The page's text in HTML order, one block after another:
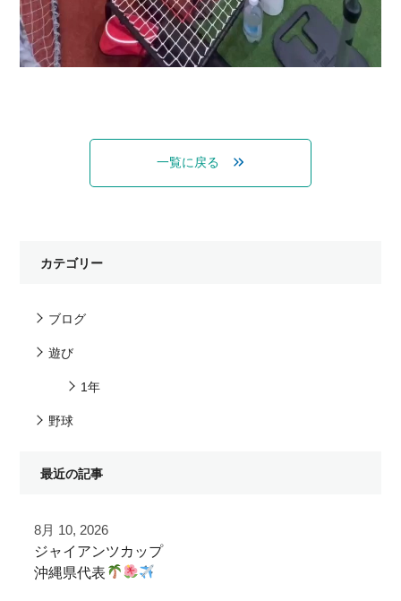
一覧に戻る
カテゴリー
ブログ
遊び
1年
野球
最近の記事
8月 10, 2026
ジャイアンツカップ
沖縄県代表